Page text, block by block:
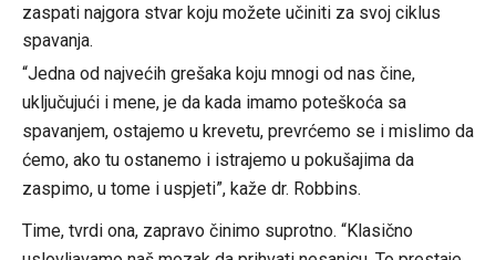
zaspati najgora stvar koju možete učiniti za svoj ciklus
spavanja.
“Jedna od najvećih grešaka koju mnogi od nas čine,
uključujući i mene, je da kada imamo poteškoća sa
spavanjem, ostajemo u krevetu, prevrćemo se i mislimo da
ćemo, ako tu ostanemo i istrajemo u pokušajima da
zaspimo, u tome i uspjeti”, kaže dr. Robbins.
Time, tvrdi ona, zapravo činimo suprotno. “Klasično